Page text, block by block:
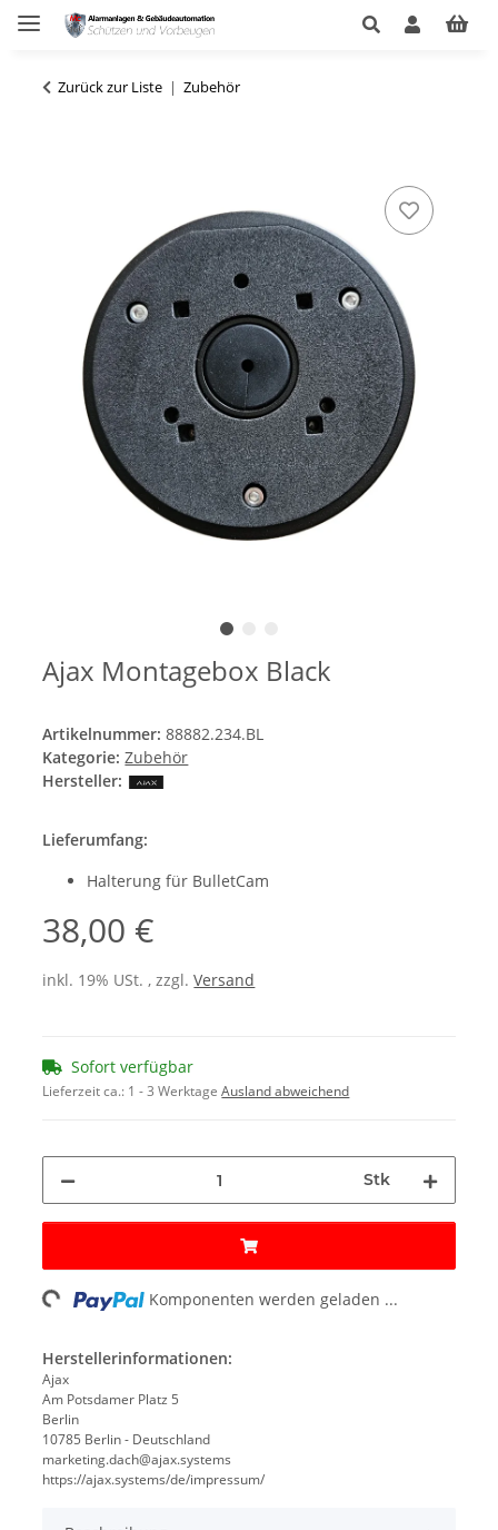
Zurück zur Liste Zubehör
Ajax Montagebox Black
Artikelnummer:88882.234.BL
Kategorie:Zubehör
Hersteller:
Lieferumfang:
Halterung für BulletCam
38,00 €
inkl. 19% USt. , zzgl.Versand
Sofort verfügbar
Lieferzeit ca.: 1 - 3 WerktageAusland abweichend
Stk
Komponenten werden geladen ...
Herstellerinformationen:
Ajax
Am Potsdamer Platz 5
Berlin
10785 Berlin - Deutschland
marketing.dach@ajax.systems
https://ajax.systems/de/impressum/